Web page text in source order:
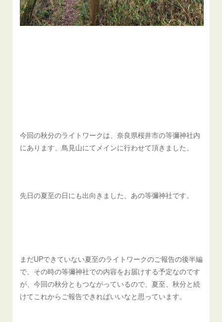
今回の秋分のライトワークは、奈良県桜井市の等彌神社内
にあります、鳥見山にてメインに行わせて頂きました。
先日の夏至の日にも出向きました、あの等彌神社です。
まだUPできていない夏至のライトワークのご報告の後半編
で、その時の等彌神社での内容をお届けする予定なのです
が、今回の秋分ともつながっているので、夏至、秋分と続
けてこれからご報告できればいいなと思っています。